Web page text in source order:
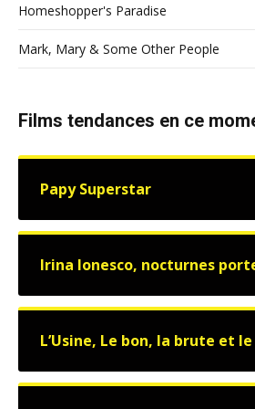
Homeshopper's Paradise
Mark, Mary & Some Other People
Films tendances en ce
Papy Superstar
Irina Ionesco, nocturnes
L’Usine, Le bon, la brute et